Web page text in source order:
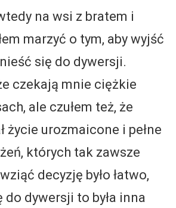
na wsi z bratem i
marzyć o tym, aby wyjść
się do dywersji.
czekają mnie ciężkie
ale czułem też, że
życie urozmaicone i pełne
których tak zawsze
decyzję było łatwo,
do dywersji to była inna